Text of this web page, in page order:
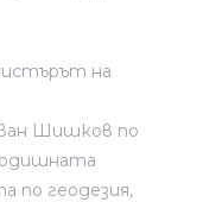
на
Шишков по
по геодезия,